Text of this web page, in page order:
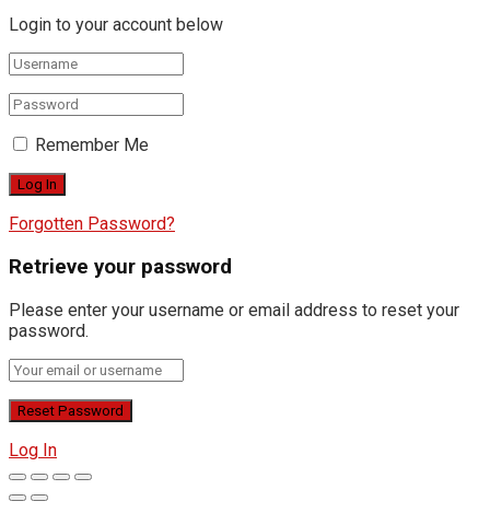
Login to your account below
Remember Me
Forgotten Password?
Retrieve your password
Please enter your username or email address to reset your
password.
Log In